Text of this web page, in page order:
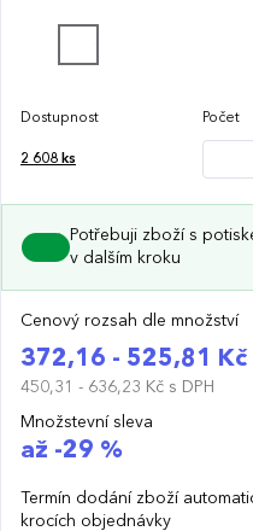
Dostupnost Počet
2 608 ks
Potřebuji zboží s
v dalším kroku
Cenový rozsah dle množství
372,16 - 525,81 Kč
450,31 - 636,23 Kč s DPH
Množstevní sleva
až -29 %
Termín dodání zboží
krocích objednávky